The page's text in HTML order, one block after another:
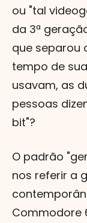
ou "tal
da 3ª
que separou
tempo de
usavam, as
pessoas
bit"?
O padrão
nos referir a
Commodore